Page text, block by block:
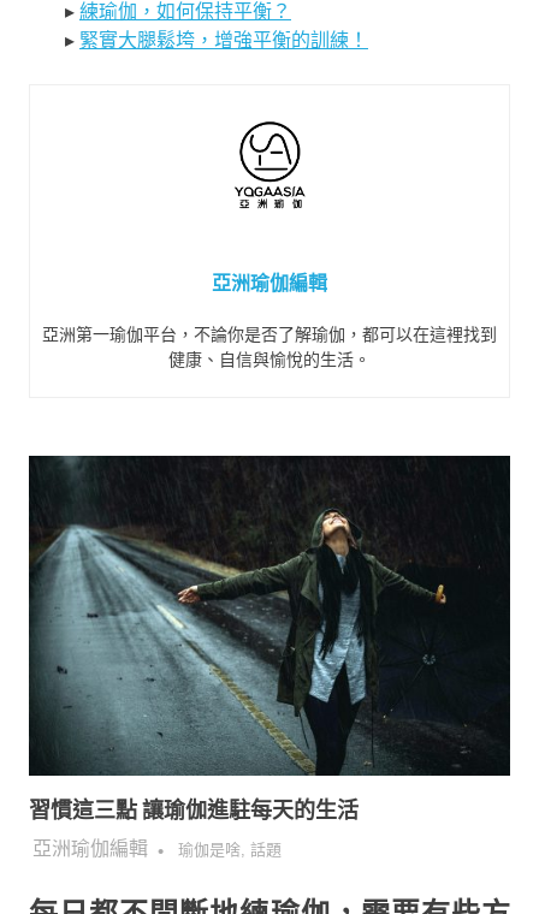
▸ 練瑜伽，如何保持平衡？
▸ 緊實大腿鬆垮，增強平衡的訓練！
亞洲瑜伽編輯
亞洲第一瑜伽平台，不論你是否了解瑜伽，都可以在這裡找到
健康、自信與愉悅的生活。
習慣這三點 讓瑜伽進駐每天的生活
2018-10-22
亞洲瑜伽編輯 瑜伽是啥 話題